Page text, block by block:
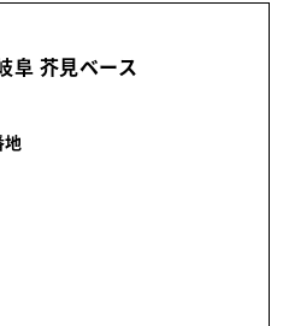
阜 芥見ベース
地